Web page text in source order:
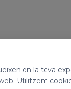
en la teva
Utilitzem